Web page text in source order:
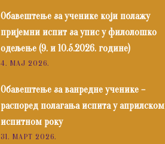
Обавештење за ученике који полажу
пријемни испит за упис у филолошко
одељење (9. и 10.5.2026. године)
4. МАЈ 2026.
Обавештење за ванредне ученике –
распоред полагања испита у априлском
испитном року
31. МАРТ 2026.